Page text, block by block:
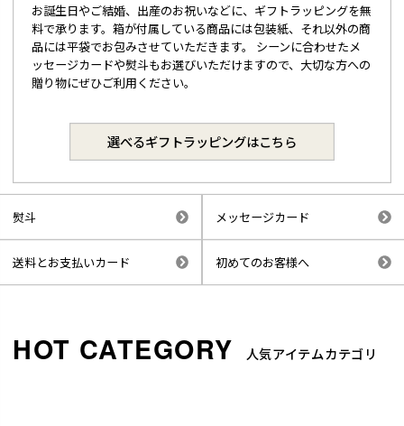
お誕生日やご結婚、出産のお祝いなどに、ギフトラッピングを無
料で承ります。箱が付属している商品には包装紙、それ以外の商
品には平袋でお包みさせていただきます。 シーンに合わせたメ
ッセージカードや熨斗もお選びいただけますので、大切な方への
贈り物にぜひご利用ください。
選べるギフトラッピングはこちら
熨斗 メッセージカード
送料とお支払いカード 初めてのお客様へ
人気アイテムカテゴリ